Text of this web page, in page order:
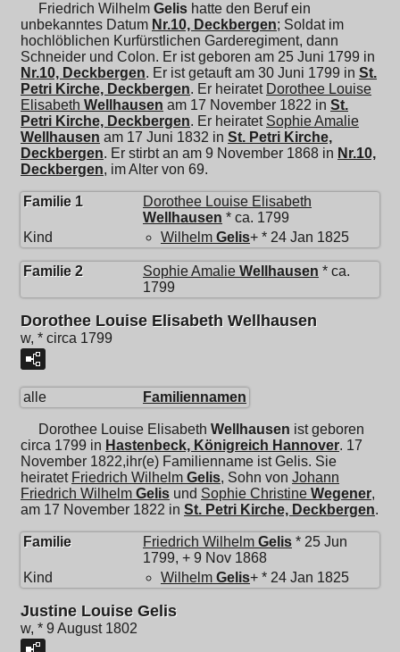
Friedrich Wilhelm Gelis hatte den Beruf ein
unbekanntes Datum Nr.10, Deckbergen; Soldat im
hochlöblichen Kurfürstlichen Garderegiment, dann
Schneider und Colon. Er ist geboren am 25 Juni 1799 in
Nr.10, Deckbergen. Er ist getauft am 30 Juni 1799 in St.
Petri Kirche, Deckbergen. Er heiratet Dorothee Louise
Elisabeth Wellhausen am 17 November 1822 in St.
Petri Kirche, Deckbergen. Er heiratet Sophie Amalie
Wellhausen am 17 Juni 1832 in St. Petri Kirche,
Deckbergen. Er stirbt an am 9 November 1868 in Nr.10,
Deckbergen, im Alter von 69.
Familie 1
Dorothee Louise Elisabeth
Wellhausen * ca. 1799
Kind
Wilhelm Gelis+ * 24 Jan 1825
Familie 2 Sophie Amalie Wellhausen * ca.
1799
Dorothee Louise Elisabeth Wellhausen
w, * circa 1799
alle Familiennamen
Dorothee Louise Elisabeth Wellhausen ist geboren
circa 1799 in Hastenbeck, Königreich Hannover. 17
November 1822,ihr(e) Familienname ist Gelis. Sie
heiratet Friedrich Wilhelm Gelis, Sohn von Johann
Friedrich Wilhelm Gelis und Sophie Christine Wegener,
am 17 November 1822 in St. Petri Kirche, Deckbergen.
Familie Friedrich Wilhelm Gelis * 25 Jun
1799, + 9 Nov 1868
Kind
Wilhelm Gelis+ * 24 Jan 1825
Justine Louise Gelis
w, * 9 August 1802